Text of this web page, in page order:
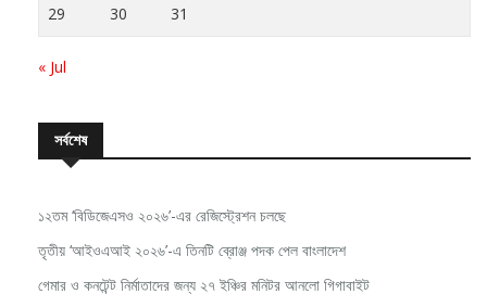
29 30 31
« Jul
সর্বশেষ
১২তম ‘বিডিজেএসও ২০২৬’-এর রেজিস্ট্রেশন চলছে
তৃতীয় ‘আইওএআই ২০২৬’-এ তিনটি ব্রোঞ্জ পদক পেল বাংলাদেশ
গেমার ও কনটেন্ট নির্মাতাদের জন্য ২৭ ইঞ্চির মনিটর আনলো গিগাবাইট